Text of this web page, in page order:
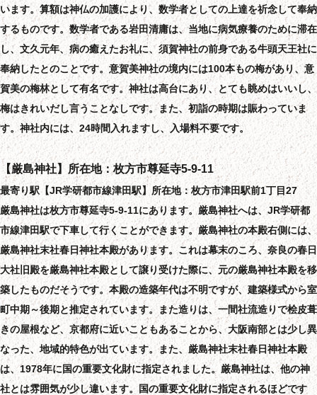
います。算額は神仏の加護により、数学者としての上達を祈念して奉納
するものです。数学者である岩田清庸は、当地に病気療養のために滞在
し、文久元年、病の癒えたお礼に、須賀神社の前身である牛頭天王社に
奉納したとのことです。意賀美神社の境内には100本もの梅があり、意
賀美の梅林として有名です。神社は高台にあり、とても眺めはいいし、
梅はきれいだし言うことなしです。また、初詣の時期は賑わっていま
す。神社内には、24時間入れますし、入場料不要です。
【厳島神社】所在地：枚方市尊延寺5-9-11
最寄り駅【JR学研都市線津田駅】所在地：枚方市津田駅前1丁目27
厳島神社は枚方市尊延寺5-9-11にあります。厳島神社へは、JR学研都
市線津田駅で下車して行くことができます。厳島神社の本殿右側には、
厳島神社末社春日神社本殿があります。これは幕末のころ、奈良の春日
大社旧殿を厳島神社本殿として譲り受けた際に、元の厳島神社本殿を移
築したものだそうです。本殿の造築年代は不明ですが、建築様式から室
町中期～後期と推定されています。また造りは、一間社流造りで桧皮葺
きの屋根など、京都府に近いこともあることから、大阪南部とは少し異
なった、地域的特色が出ています。また、厳島神社末社春日神社本殿
は、1978年に国の重要文化財に指定されました。厳島神社は、他の神
社とは雰囲気が少し違います。国の重要文化財に指定されるほどです